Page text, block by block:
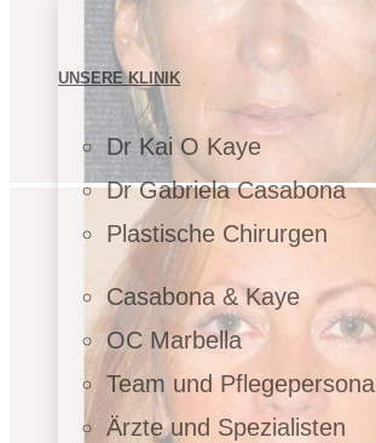
UNSERE KLINIK
Dr Kai O Kaye
Dr Gabriela Casabona
Plastische Chirurgen
Casabona & Kaye
OC Marbella
Team und Pflegepersonal
Ärzte und Spezialisten